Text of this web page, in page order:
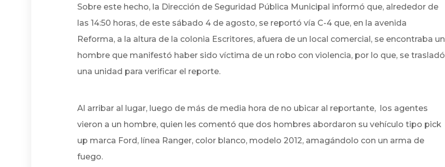
Sobre este hecho, la Dirección de Seguridad Pública Municipal informó que, alrededor de
las 14:50 horas, de este sábado 4 de agosto, se reportó vía C-4 que, en la avenida
Reforma, a la altura de la colonia Escritores, afuera de un local comercial, se encontraba un
hombre que manifestó haber sido víctima de un robo con violencia, por lo que, se trasladó
una unidad para verificar el reporte.
Al arribar al lugar, luego de más de media hora de no ubicar al reportante, los agentes
vieron a un hombre, quien les comentó que dos hombres abordaron su vehículo tipo pick
up marca Ford, línea Ranger, color blanco, modelo 2012, amagándolo con un arma de
fuego.